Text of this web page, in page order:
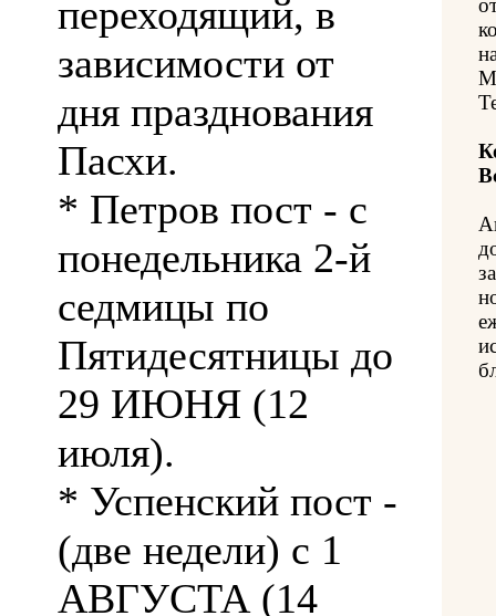
переходящий, в
зависимости от
дня празднования
Пасхи.
* Петров пост - с
понедельника 2-й
седмицы по
Пятидесятницы до
29 ИЮНЯ (12
июля).
* Успенский пост -
(две недели) с 1
АВГУСТА (14